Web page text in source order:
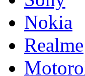
Nokia
Realme